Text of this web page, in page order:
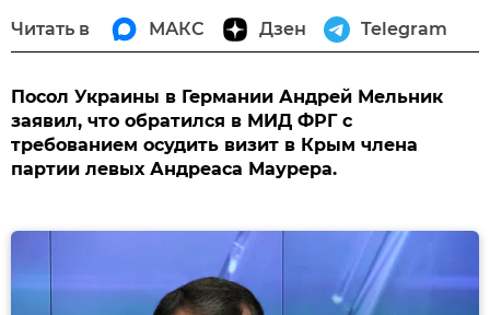
Читать в МАКС Дзен Telegram
Посол Украины в Германии Андрей Мельник
заявил, что обратился в МИД ФРГ с
требованием осудить визит в Крым члена
партии левых Андреаса Маурера.